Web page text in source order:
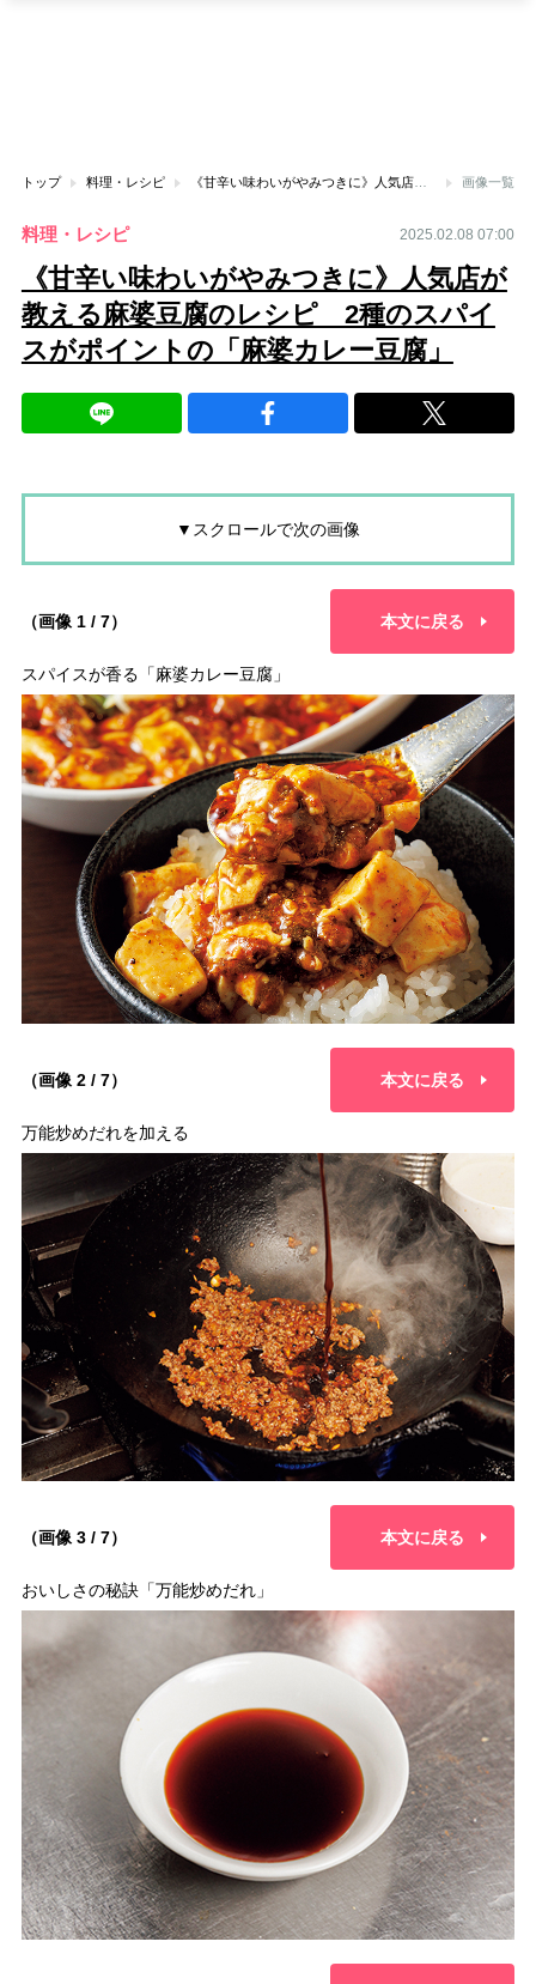
トップ 料理・レシピ 《甘辛い味わいがやみつきに》人気店が教える麻婆豆腐のレシピ 2種のスパイスがポイントの「麻婆カレー豆腐」 画像一覧
料理・レシピ 2025.02.08 07:00
《甘辛い味わいがやみつきに》人気店が
教える麻婆豆腐のレシピ 2種のスパイ
スがポイントの「麻婆カレー豆腐」
▼スクロールで次の画像
（画像 1 / 7） 本文に戻る
スパイスが香る「麻婆カレー豆腐」
（画像 2 / 7） 本文に戻る
万能炒めだれを加える
（画像 3 / 7） 本文に戻る
おいしさの秘訣「万能炒めだれ」